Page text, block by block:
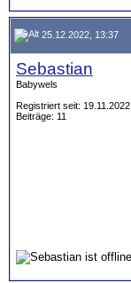
25.12.2022, 13:37
Sebastian
Babywels
Registriert seit: 19.11.2022
Beiträge: 11